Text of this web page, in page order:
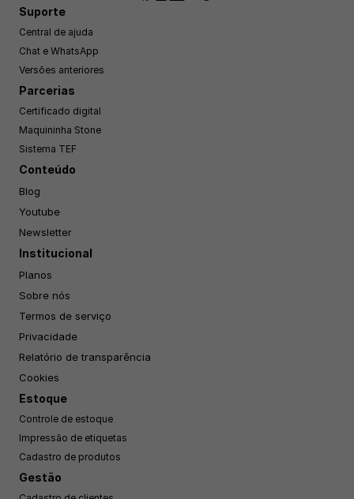
Suporte
Central de ajuda
Chat e WhatsApp
Versões anteriores
Parcerias
Certificado digital
Maquininha Stone
Sistema TEF
Conteúdo
Blog
Youtube
Newsletter
Institucional
Planos
Sobre nós
Termos de serviço
Privacidade
Relatório de transparência
Cookies
Estoque
Controle de estoque
Impressão de etiquetas
Cadastro de produtos
Gestão